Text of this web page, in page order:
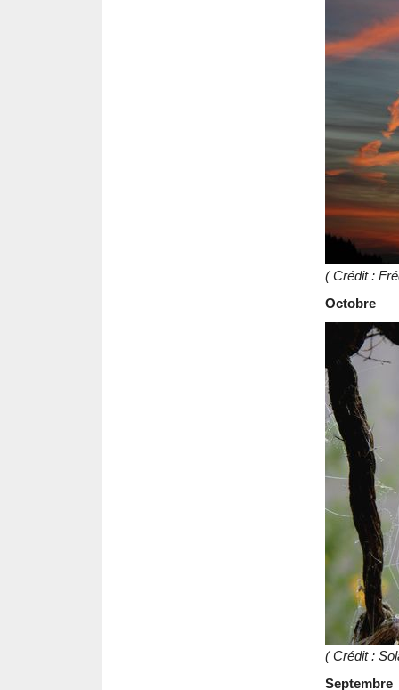
( Crédit :
Octobre
( Crédit :
Septembre